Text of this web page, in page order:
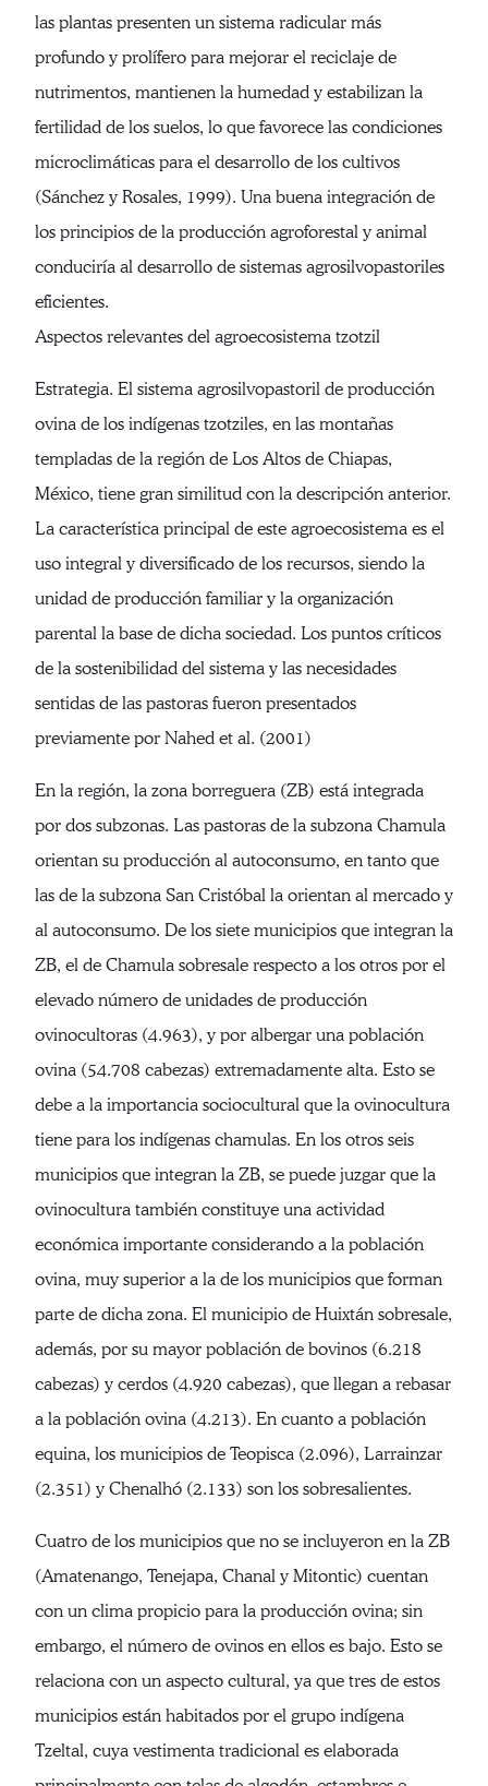
las plantas presenten un sistema radicular más
profundo y prolífero para mejorar el reciclaje de
nutrimentos, mantienen la humedad y estabilizan la
fertilidad de los suelos, lo que favorece las condiciones
microclimáticas para el desarrollo de los cultivos
(Sánchez y Rosales, 1999). Una buena integración de
los principios de la producción agroforestal y animal
conduciría al desarrollo de sistemas agrosilvopastoriles
eficientes.
Aspectos relevantes del agroecosistema tzotzil
Estrategia. El sistema agrosilvopastoril de producción
ovina de los indígenas tzotziles, en las montañas
templadas de la región de Los Altos de Chiapas,
México, tiene gran similitud con la descripción anterior.
La característica principal de este agroecosistema es el
uso integral y diversificado de los recursos, siendo la
unidad de producción familiar y la organización
parental la base de dicha sociedad. Los puntos críticos
de la sostenibilidad del sistema y las necesidades
sentidas de las pastoras fueron presentados
previamente por Nahed et al. (2001)
En la región, la zona borreguera (ZB) está integrada
por dos subzonas. Las pastoras de la subzona Chamula
orientan su producción al autoconsumo, en tanto que
las de la subzona San Cristóbal la orientan al mercado y
al autoconsumo. De los siete municipios que integran la
ZB, el de Chamula sobresale respecto a los otros por el
elevado número de unidades de producción
ovinocultoras (4.963), y por albergar una población
ovina (54.708 cabezas) extremadamente alta. Esto se
debe a la importancia sociocultural que la ovinocultura
tiene para los indígenas chamulas. En los otros seis
municipios que integran la ZB, se puede juzgar que la
ovinocultura también constituye una actividad
económica importante considerando a la población
ovina, muy superior a la de los municipios que forman
parte de dicha zona. El municipio de Huixtán sobresale,
además, por su mayor población de bovinos (6.218
cabezas) y cerdos (4.920 cabezas), que llegan a rebasar
a la población ovina (4.213). En cuanto a población
equina, los municipios de Teopisca (2.096), Larrainzar
(2.351) y Chenalhó (2.133) son los sobresalientes.
Cuatro de los municipios que no se incluyeron en la ZB
(Amatenango, Tenejapa, Chanal y Mitontic) cuentan
con un clima propicio para la producción ovina; sin
embargo, el número de ovinos en ellos es bajo. Esto se
relaciona con un aspecto cultural, ya que tres de estos
municipios están habitados por el grupo indígena
Tzeltal, cuya vestimenta tradicional es elaborada